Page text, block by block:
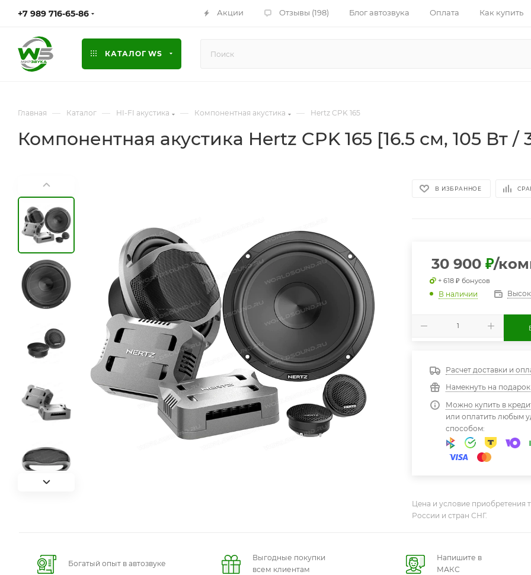
+7 989 716-65-86 Акции Отзывы (198) Блог автозвука Оплата Как купить
КАТАЛОГ WS
Главная — Каталог — HI-FI акустика — Компонентная акустика — Hertz CPK 165
Компонентная акустика Hertz CPK 165 [16.5 см, 105 Вт /
В ИЗБРАННОЕ
30 900 ₽/
+ 618 ₽ бонусов
В наличии
Расчет доставки и
Намекнуть на подарок
Можно купить в
или оплатить любым
способом:
Цена и условие приобретения
России и стран СНГ.
Богатый опыт в автозвуке
Выгодные покупки
всем клиентам
Напишите в
МАКС